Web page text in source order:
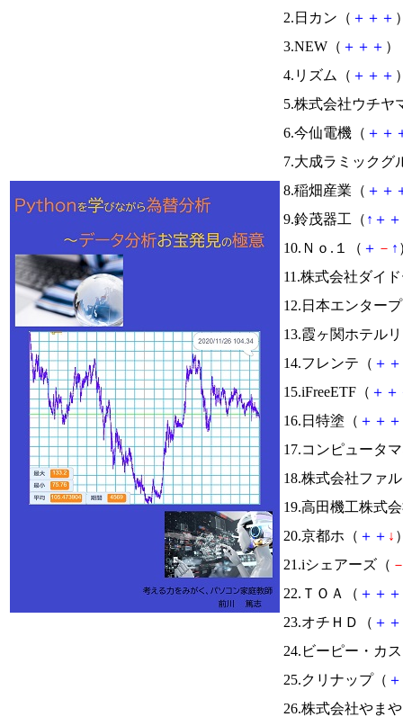
2.日カン（ ＋ ＋ ＋
3.NEW（ ＋ ＋ ＋ ）
4.リズム（ ＋ ＋ ＋
5.株式会社ウチヤ
6.今仙電機（ ＋ ＋
7.大成ラミックグ
8.稲畑産業（ ＋ ＋
9.鈴茂器工（ ↑ ＋ ＋
10.Ｎｏ.１（ ＋ － ↑
11.株式会社ダイ
12.日本エンター
13.霞ヶ関ホテル
14.フレンテ（ ＋ ＋
15.iFreeETF（ ＋ ＋
16.日特塗（ ＋ ＋ ＋
17.コンピュータ
18.株式会社ファ
19.高田機工株式
20.京都ホ（ ＋ ＋ ↓
21.iシェアーズ（
22.ＴＯＡ（ ＋ ＋ ＋
23.オチＨＤ（ ＋ ＋
24.ビーピー・カ
25.クリナップ（ ＋
26.株式会社やま